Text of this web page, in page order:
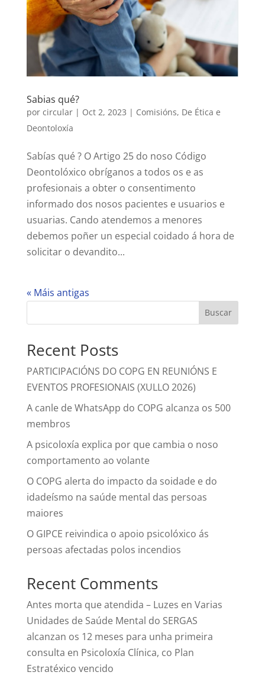
Sabias qué?
por circular| Oct 2, 2023 | Comisións, De Ética e
Deontoloxía
Sabías qué ? O Artigo 25 do noso Código
Deontolóxico obríganos a todos os e as
profesionais a obter o consentimento
informado dos nosos pacientes e usuarios e
usuarias. Cando atendemos a menores
debemos poñer un especial coidado á hora de
solicitar o devandito...
« Máis antigas
Buscar
Recent Posts
PARTICIPACIÓNS DO COPG EN REUNIÓNS E
EVENTOS PROFESIONAIS (XULLO 2026)
A canle de WhatsApp do COPG alcanza os 500
membros
A psicoloxía explica por que cambia o noso
comportamento ao volante
O COPG alerta do impacto da soidade e do
idadeísmo na saúde mental das persoas
maiores
O GIPCE reivindica o apoio psicolóxico ás
persoas afectadas polos incendios
Recent Comments
Antes morta que atendida – Luzes en Varias
Unidades de Saúde Mental do SERGAS
alcanzan os 12 meses para unha primeira
consulta en Psicoloxía Clínica, co Plan
Estratéxico vencido